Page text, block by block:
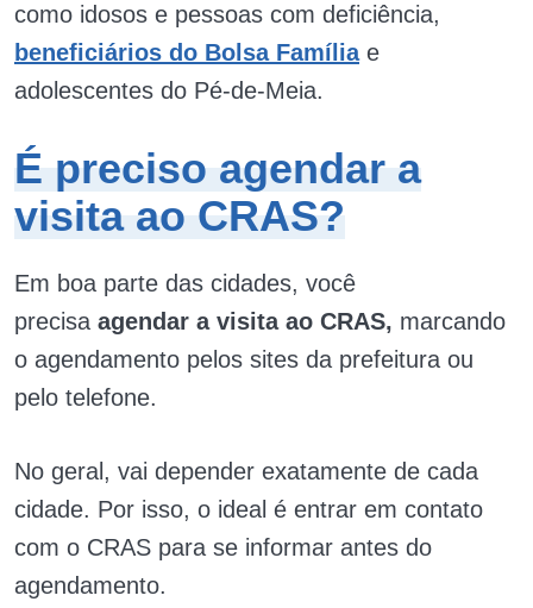
como idosos e pessoas com deficiência,
beneficiários do Bolsa Famíliae
adolescentes do Pé-de-Meia.
É preciso agendar a
visita ao CRAS?
Em boa parte das cidades, você
precisa agendar a visita ao CRAS, marcando
o agendamento pelos sites da prefeitura ou
pelo telefone.
No geral, vai depender exatamente de cada
cidade. Por isso, o ideal é entrar em contato
com o CRAS para se informar antes do
agendamento.